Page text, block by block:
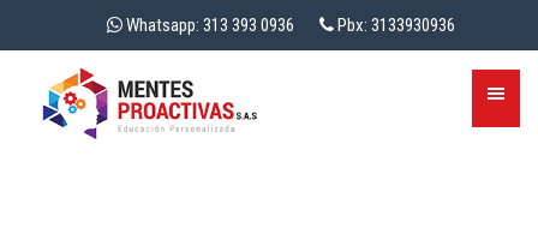
Whatsapp: 313 393 0936 Pbx: 3133930936